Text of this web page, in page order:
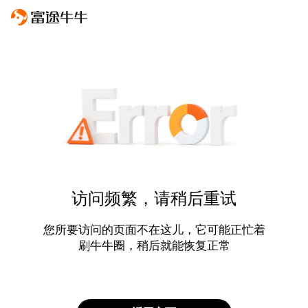
访问频繁，请稍后重试
您所要访问的页面不在这儿，它可能正忙着
刷牛牛圈，稍后就能恢复正常